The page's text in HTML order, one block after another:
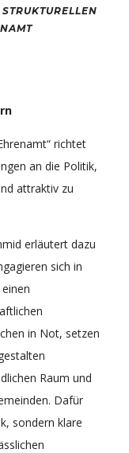
richtet
an die Politik,
attraktiv zu
erläutert dazu
sich in
in Not, setzen
Raum und
Dafür
sondern klare